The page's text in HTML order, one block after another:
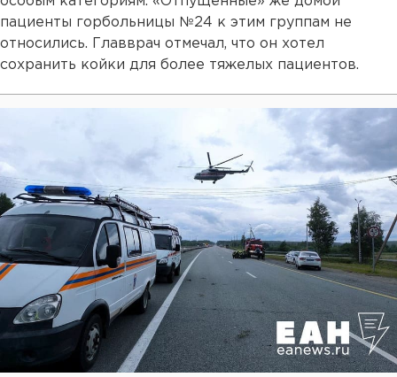
пациенты горбольницы №24 к этим группам не
относились. Главврач отмечал, что он хотел
сохранить койки для более тяжелых пациентов.